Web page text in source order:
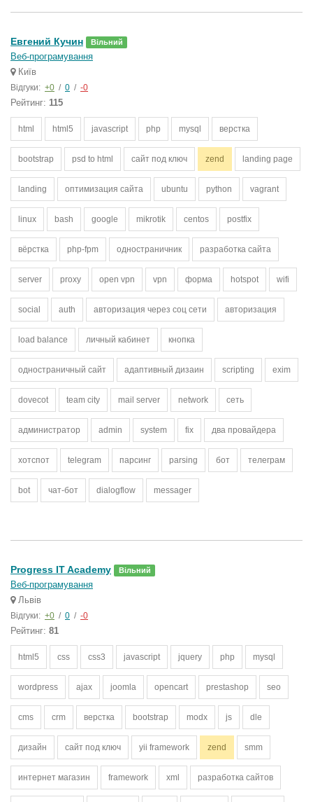
Евгений Кучин Вільний
Веб-програмування
Київ
Відгуки: +0 / 0 / -0
Рейтинг: 115
html html5 javascript php mysql верстка
bootstrap psd to html сайт под ключ zend landing page
landing оптимизация сайта ubuntu python vagrant
linux bash google mikrotik centos postfix
вёрстка php-fpm одностраничник разработка сайта
server proxy open vpn vpn форма hotspot wifi
social auth авторизация через соц сети авторизация
load balance личный кабинет кнопка
одностраничный сайт адаптивный дизаин scripting exim
dovecot team city mail server network сеть
администратор admin system fix два провайдера
хотспот telegram парсинг parsing бот телеграм
bot чат-бот dialogflow messager
Progress IT Academy Вільний
Веб-програмування
Львів
Відгуки: +0 / 0 / -0
Рейтинг: 81
html5 css css3 javascript jquery php mysql
wordpress ajax joomla opencart prestashop seo
cms crm верстка bootstrap modx js dle
дизайн сайт под ключ yii framework zend smm
интернет магазин framework xml разработка сайтов